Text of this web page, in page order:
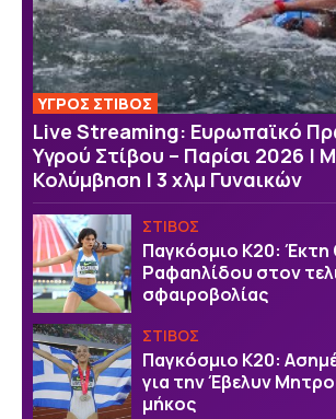
ΥΓΡΟΣ ΣΤΙΒΟΣ
Live Streaming: Ευρωπαϊκό
Υγρού Στίβου – Παρίσι 2026 |
Κολύμβηση | 3 χλμ Γυναικών
ΣΤΙΒΟΣ
Παγκόσμιο Κ20: Έκτη
Ραφαηλίδου στον
σφαιροβολίας
ΣΤΙΒΟΣ
Παγκόσμιο Κ20:
για την Έβελυν
μήκος